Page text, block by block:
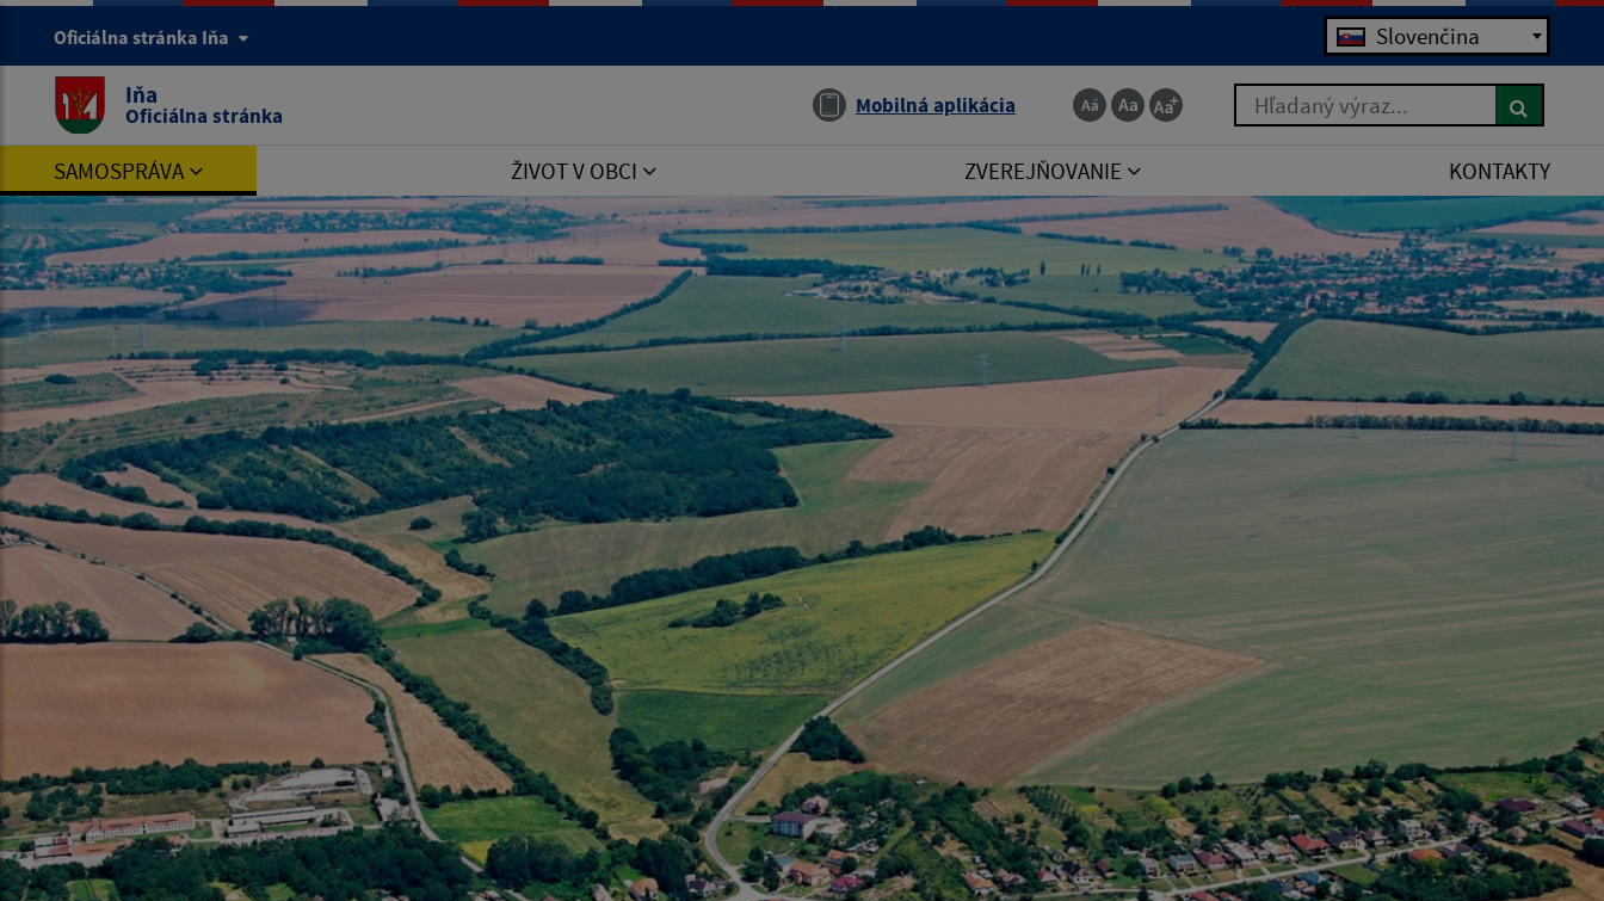
Oficiálna stránka Iňa Slovenčina
Iňa
Oficiálna stránka Mobilná aplikácia Hľadaný výraz...
SAMOSPRÁVA ŽIVOT V OBCI ZVEREJŇOVANIE KONTAKTY